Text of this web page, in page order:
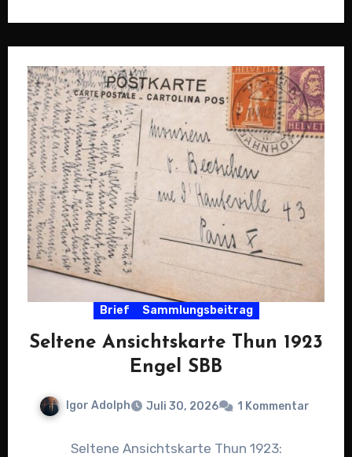
Brief Sammlungsbeitrag
Seltene Ansichtskarte Thun 1923
Engel SBB
Igor Adolph Juli 30, 2026 1 Kommentar
Seltene Ansichtskarte Thun 1923: